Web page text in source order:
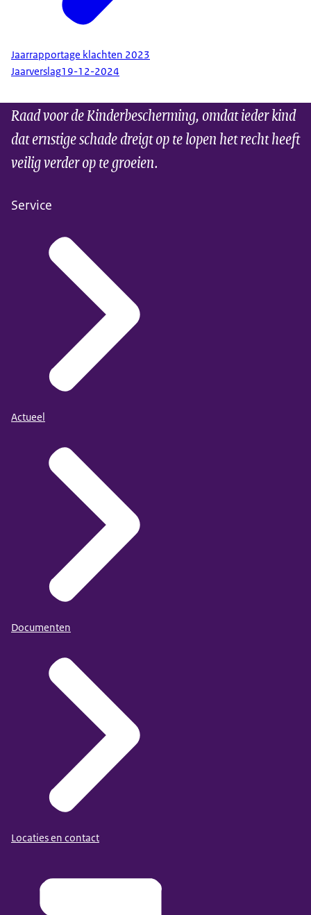
Jaarrapportage klachten 2023
Jaarverslag19-12-2024
Raad voor de Kinderbescherming, omdat ieder kind
dat ernstige schade dreigt op te lopen het recht heeft
veilig verder op te groeien.
Service
Actueel
Documenten
Locaties en contact